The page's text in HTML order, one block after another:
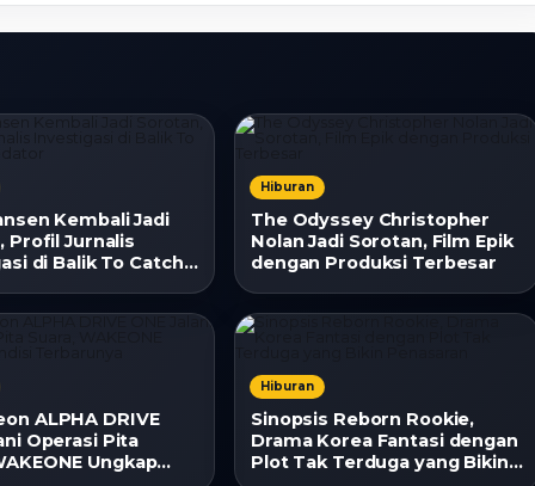
Kembali Jadi
Profil Jurnalis
di Balik To Catch
Hiburan
The Odyssey Christopher
Nolan Jadi Sorotan, Film Epik
dengan Produksi Terbesar
ALPHA DRIVE
Operasi Pita
Ungkap
Hiburan
Sinopsis Reborn Rookie,
Drama Korea Fantasi dengan
Plot Tak Terduga yang Bikin